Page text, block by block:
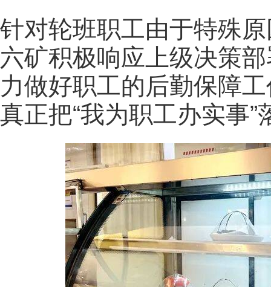
针对轮班职工由于特殊
六矿积极响应上级决策
力做好职工的后勤保障
真正把“我为职工办实事”